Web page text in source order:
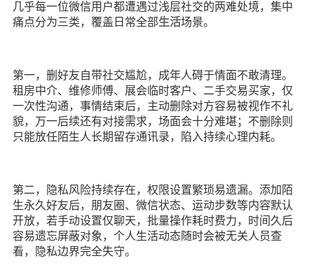
几乎每一位微信用户都遭遇过浅层社交的两难处境，集中
痛点分为三类，覆盖日常全部生活场景。
第一，删好友自带社交尴尬，成年人碍于情面不敢清理。
租房中介、维修师傅、展会临时客户、二手交易买家，仅
一次性沟通，事情结束后，主动删除对方容易被视作不礼
貌，万一后续还有对接需求，场面会十分难堪；不删除则
只能放任陌生人长期留存通讯录，陷入持续心理内耗。
第二，隐私风险持续存在，权限设置繁琐易遗漏。添加陌
生永久好友后，朋友圈、微信状态、运动步数等内容默认
开放，若手动设置仅聊天，批量操作耗时费力，时间久后
容易遗忘屏蔽对象，个人生活动态随时会被无关人员查
看，隐私边界完全失守。